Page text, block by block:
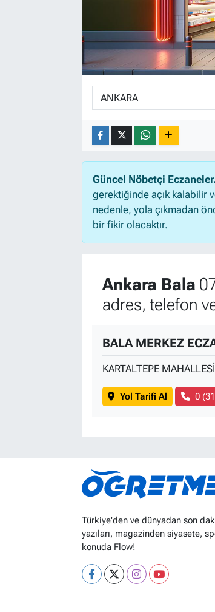
Güncel Nöbetçi
gerektiğinde açık kalabilir
nedenle, yola çıkmadan
bir fikir olacaktır.
Ankara Bala
adres, telefon
BALA MERKEZ
KARTALTEPE
Yol Tarifi Al 0
Türkiye'den ve dünyadan son
yazıları, magazinden siyasete,
konuda Flow!